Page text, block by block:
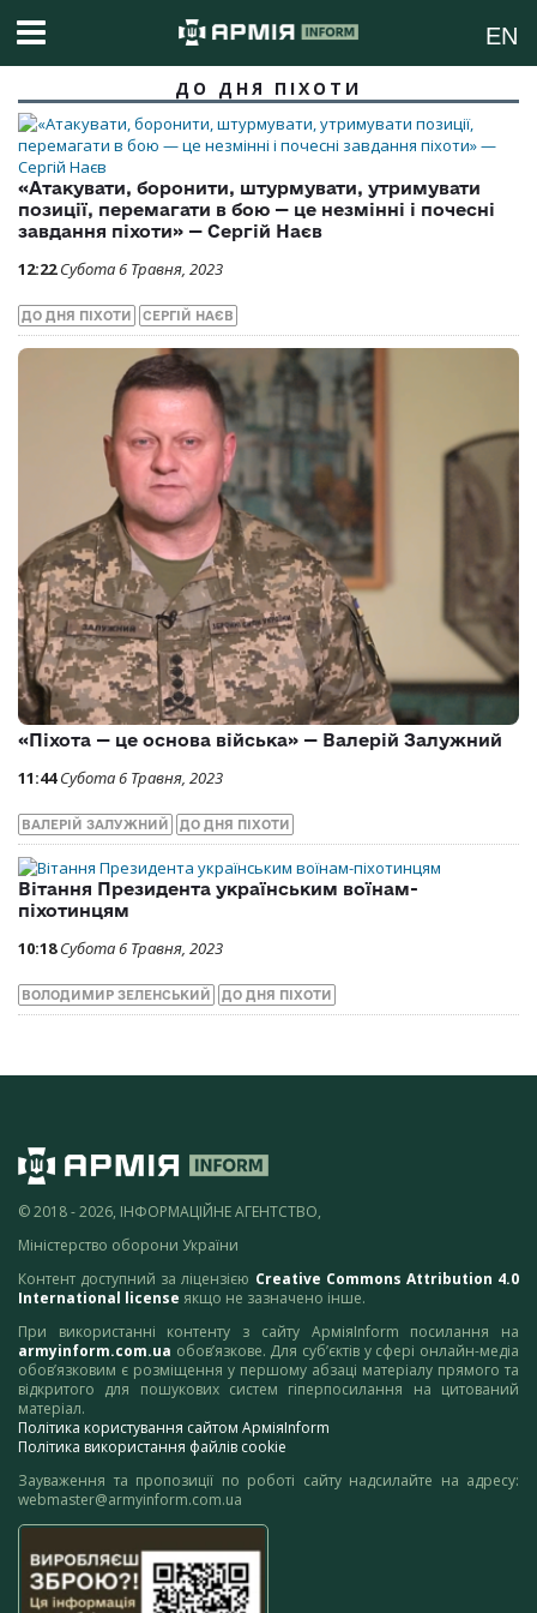
EN
ДО ДНЯ ПІХОТИ
«Атакувати, боронити, штурмувати, утримувати
позиції, перемагати в бою — це незмінні і почесні
завдання піхоти» — Сергій Наєв
12:22 Субота 6 Травня, 2023
ДО ДНЯ ПІХОТИ СЕРГІЙ НАЄВ
«Піхота — це основа війська» — Валерій Залужний
11:44 Субота 6 Травня, 2023
ВАЛЕРІЙ ЗАЛУЖНИЙ ДО ДНЯ ПІХОТИ
Вітання Президента українським воїнам-
піхотинцям
10:18 Субота 6 Травня, 2023
ВОЛОДИМИР ЗЕЛЕНСЬКИЙ ДО ДНЯ ПІХОТИ
© 2018 - 2026, ІНФОРМАЦІЙНЕ АГЕНТСТВО,
Міністерство оборони України
Контент доступний за ліцензією Creative Commons Attribution 4.0
International license якщо не зазначено інше.
При використанні контенту з сайту АрміяInform посилання на
armyinform.com.ua обов’язкове. Для суб’єктів у сфері онлайн-медіа
обов’язковим є розміщення у першому абзаці матеріалу прямого та
відкритого для пошукових систем гіперпосилання на цитований
матеріал.
Політика користування сайтом АрміяInform
Політика використання файлів cookie
Зауваження та пропозиції по роботі сайту надсилайте на адресу:
webmaster@armyinform.com.ua